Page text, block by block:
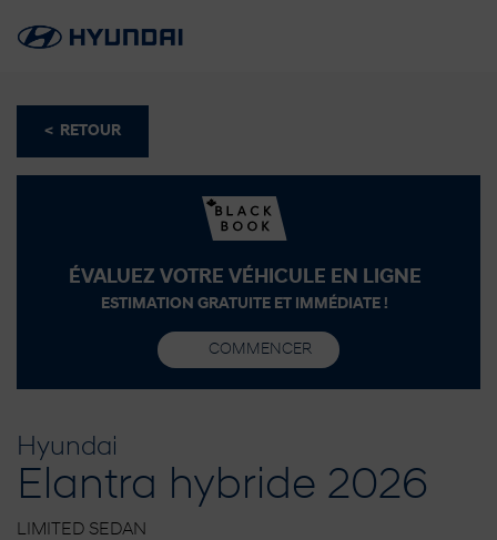
< RETOUR
ÉVALUEZ VOTRE VÉHICULE EN LIGNE
ESTIMATION GRATUITE ET IMMÉDIATE !
COMMENCER
Hyundai
Elantra hybride 2026
LIMITED SEDAN